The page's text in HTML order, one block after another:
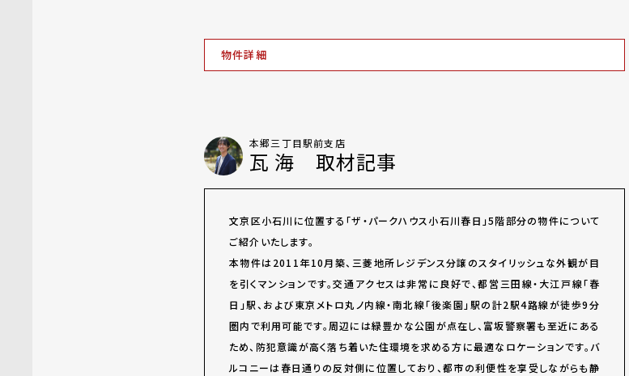
物件詳細
本郷三丁目駅前支店
瓦 海 取材記事
文京区小石川に位置する「ザ・パークハウス小石川春日」5階部分の物件について
ご紹介いたします。
本物件は2011年10月築、三菱地所レジデンス分譲のスタイリッシュな外観が目
を引くマンションです。交通アクセスは非常に良好で、都営三田線・大江戸線「春
日」駅、および東京メトロ丸ノ内線・南北線「後楽園」駅の計2駅4路線が徒歩9分
圏内で利用可能です。周辺には緑豊かな公園が点在し、富坂警察署も至近にある
ため、防犯意識が高く落ち着いた住環境を求める方に最適なロケーションです。バ
ルコニーは春日通りの反対側に位置しており、都市の利便性を享受しながらも静